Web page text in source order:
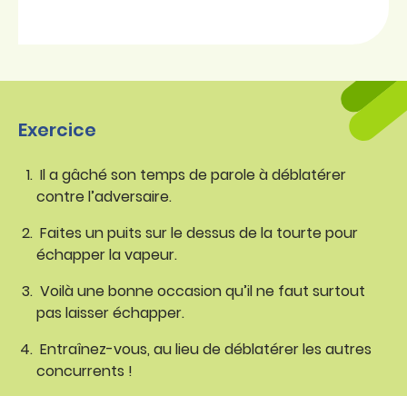
Exercice
Il a gâché son temps de parole à déblatérer
contre l’adversaire.
Faites un puits sur le dessus de la tourte pour
échapper la vapeur.
Voilà une bonne occasion qu’il ne faut surtout
pas laisser échapper.
Entraînez-vous, au lieu de déblatérer les autres
concurrents !